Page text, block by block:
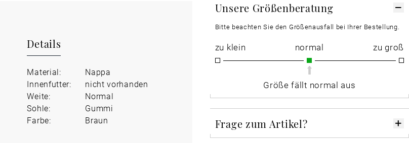
Details
Material:
Nappa
Innenfutter:
nicht vorhanden
Weite:
Normal
Sohle:
Gummi
Farbe:
Braun
Unsere Größenberatung
Bitte beachten Sie den Größenausfall bei Ihrer Bestellung.
zu klein normal zu groß
Größe fällt normal aus
Frage zum Artikel?